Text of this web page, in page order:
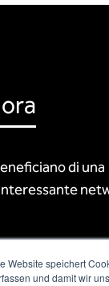
Website speichert
und damit wir
di una